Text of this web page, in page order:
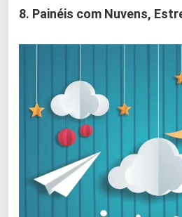
8. Painéis com Nuvens,